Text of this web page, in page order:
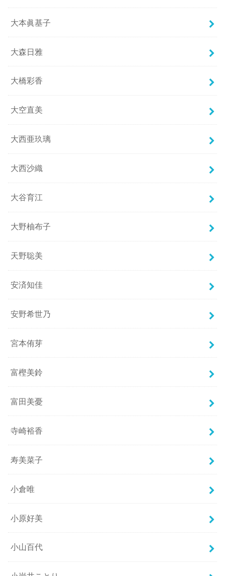
大本眞基子
大森日雅
大橋彩香
大空直美
大西亜玖璃
大西沙織
大谷育江
大野柚布子
天野聡美
安済知佳
安野希世乃
宮本侑芽
富樫美鈴
富田美憂
寺崎裕香
寿美菜子
小倉唯
小原好美
小山百代